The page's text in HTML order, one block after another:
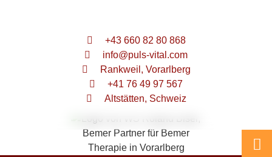
+43 660 82 80 868
info@puls-vital.com
Rankweil, Vorarlberg
+41 76 49 97 567
Altstätten, Schweiz